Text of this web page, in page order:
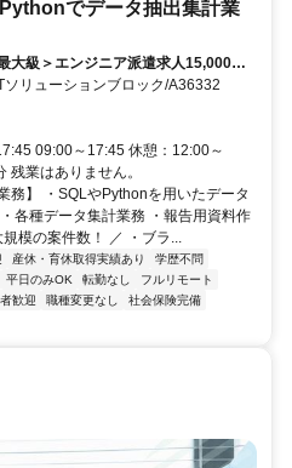
でデータ抽出集計業
大級＞エンジニア派遣求人15,000件
短2日で就業可能！！
リューションブロック/A36332
09:00～17:45 休憩：12:00～
残業はありません。
務】 ・SQLやPythonを用いたデータ
各種データ集計業務 ・報告用資料作
模の案件数！ ／ ・ブラ...
産休・育休取得実績あり
学歴不問
平日のみOK 転勤なし
フルリモート
歓迎 職種変更なし
社会保険完備